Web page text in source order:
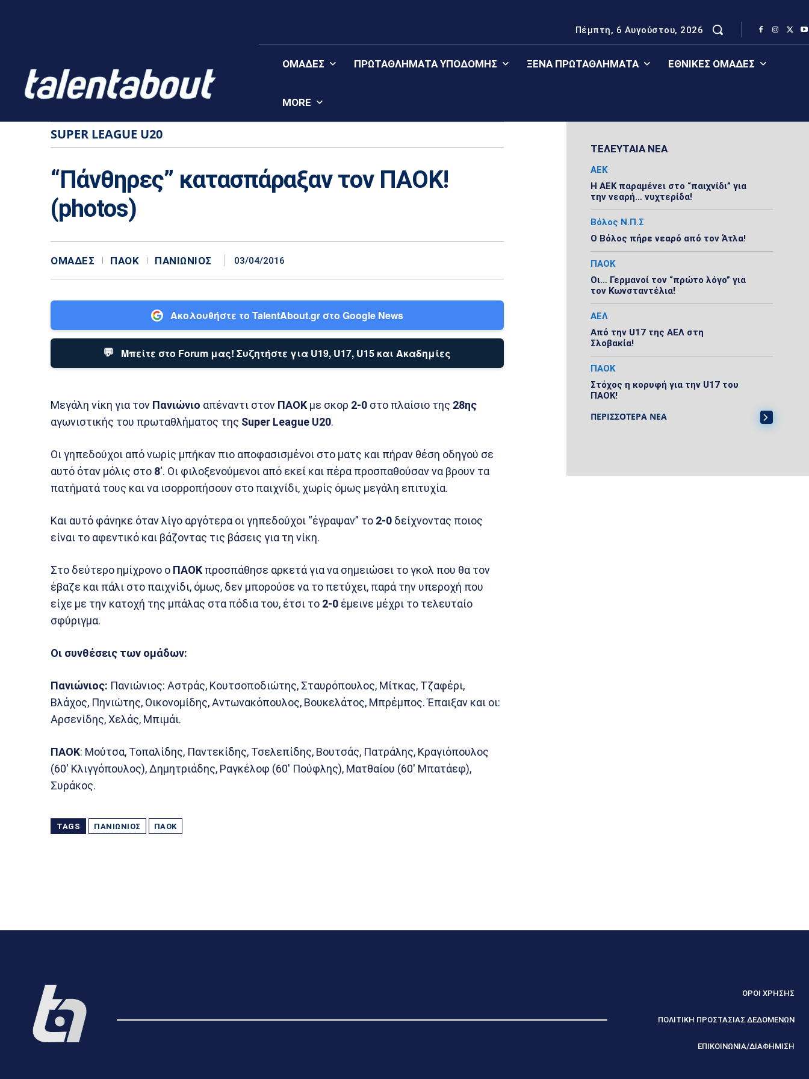
Πέμπτη, 6 Αυγούστου, 2026
ΟΜΆΔΕΣ ΠΡΩΤΑΘΛΉΜΑΤΑ YΠΟΔΟΜΉΣ ΞΈΝΑ ΠΡΩΤΑΘΛΉΜΑΤΑ ΕΘΝΙΚΈΣ ΟΜΆΔΕΣ
MORE
SUPER LEAGUE U20
“Πάνθηρες” κατασπάραξαν τον ΠΑΟΚ!
(photos)
ΟΜΆΔΕΣ ΠΑΟΚ ΠΑΝΙΏΝΙΟΣ 03/04/2016
Ακολουθήστε το TalentAbout.gr στο Google News
💬 Μπείτε στο Forum μας! Συζητήστε για U19, U17, U15 και Ακαδημίες
Μεγάλη νίκη για τον Πανιώνιο απέναντι στον ΠΑΟΚ με σκορ 2-0 στο πλαίσιο της 28ης
αγωνιστικής του πρωταθλήματος της Super League U20.
Οι γηπεδούχοι από νωρίς μπήκαν πιο αποφασισμένοι στο ματς και πήραν θέση οδηγού σε
αυτό όταν μόλις στο 8‘. Οι φιλοξενούμενοι από εκεί και πέρα προσπαθούσαν να βρουν τα
πατήματά τους και να ισορροπήσουν στο παιχνίδι, χωρίς όμως μεγάλη επιτυχία.
Και αυτό φάνηκε όταν λίγο αργότερα οι γηπεδούχοι “έγραψαν” το 2-0 δείχνοντας ποιος
είναι το αφεντικό και βάζοντας τις βάσεις για τη νίκη.
Στο δεύτερο ημίχρονο ο ΠΑΟΚ προσπάθησε αρκετά για να σημειώσει το γκολ που θα τον
έβαζε και πάλι στο παιχνίδι, όμως, δεν μπορούσε να το πετύχει, παρά την υπεροχή που
είχε με την κατοχή της μπάλας στα πόδια του, έτσι το 2-0 έμεινε μέχρι το τελευταίο
σφύριγμα.
Οι συνθέσεις των ομάδων:
Πανιώνιος: Πανιώνιος: Αστράς, Κουτσοποδιώτης, Σταυρόπουλος, Μίτκας, Τζαφέρι,
Βλάχος, Πηνιώτης, Οικονομίδης, Αντωνακόπουλος, Βουκελάτος, Μπρέμπος. Έπαιξαν και οι:
Αρσενίδης, Χελάς, Μπιμάι.
ΠΑΟΚ: Μούτσα, Τοπαλίδης, Παντεκίδης, Τσελεπίδης, Βουτσάς, Πατράλης, Κραγιόπουλος
(60′ Κλιγγόπουλος), Δημητριάδης, Ραγκέλοφ (60′ Πούφλης), Ματθαίου (60′ Μπατάεφ),
Συράκος.
TAGS ΠΑΝΙΏΝΙΟΣ ΠΑΟΚ
ΤΕΛΕΥΤΑΙΑ ΝΕΑ
ΑΕΚ
Η ΑΕΚ παραμένει στο “παιχνίδι” για
την νεαρή… νυχτερίδα!
Βόλος Ν.Π.Σ
Ο Βόλος πήρε νεαρό από τον Άτλα!
ΠΑΟΚ
Οι… Γερμανοί τον “πρώτο λόγο” για
τον Κωνσταντέλια!
ΑΕΛ
Από την U17 της ΑΕΛ στη
Σλοβακία!
ΠΑΟΚ
Στόχος η κορυφή για την U17 του
ΠΑΟΚ!
ΠΕΡΙΣΣΟΤΕΡΑ ΝΕΑ
ΟΡΟΙ ΧΡΗΣΗΣ
ΠΟΛΙΤΙΚΗ ΠΡΟΣΤΑΣΙΑΣ ΔΕΔΟΜΕΝΩΝ
ΕΠΙΚΟΙΝΩΝΙΑ/ΔΙΑΦΗΜΙΣΗ